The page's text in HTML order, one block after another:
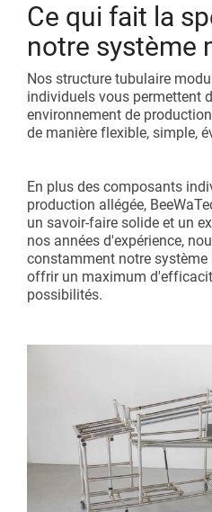
Ce qui fait la
notre système
Nos structure tubulaire
individuels vous permettent
environnement de
de manière flexible, simple,
En plus des composants
production allégée,
un savoir-faire solide et un
nos années d'expérience,
constamment notre
offrir un maximum
possibilités.